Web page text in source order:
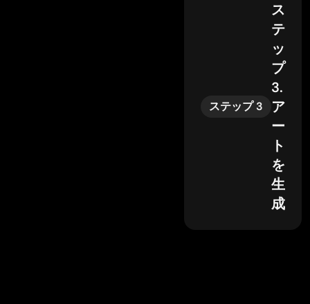
ステップ 3
ス
テ
ッ
プ
3.
ア
ー
ト
を
生
成